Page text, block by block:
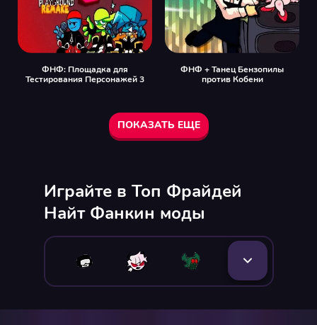
ФНФ: Площадка для
Тестирования Персонажей 3
ФНФ + Танец Бензопилы
против Кобени
ПОКАЗАТЬ ЕЩЕ
Играйте в Топ Фрайдей
Найт Фанкин моды